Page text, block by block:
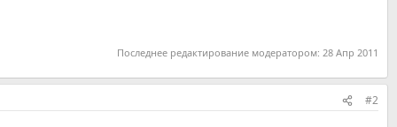
Последнее редактирование модератором: 28 Апр 2011
#2